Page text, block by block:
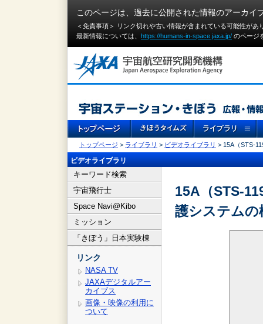
このページは、過去に公開された情報のアーカイ
＜免責事項＞ リンク切れや古い情報が含まれている可能性が
最新情報については、 https://humans-in-space.jaxa.jp/ のページ
トップページ > ライブラリ > ビデオライブラリ > 15A（STS-
ビデオライブラリ
キーワード検索
宇宙飛行士
Space Navi@Kibo
ミッション
「きぼう」日本実験棟
リンク
NASA TV
JAXAデジタルアー
カイブス
画像・映像の利用に
ついて
15A（STS-
護システムの